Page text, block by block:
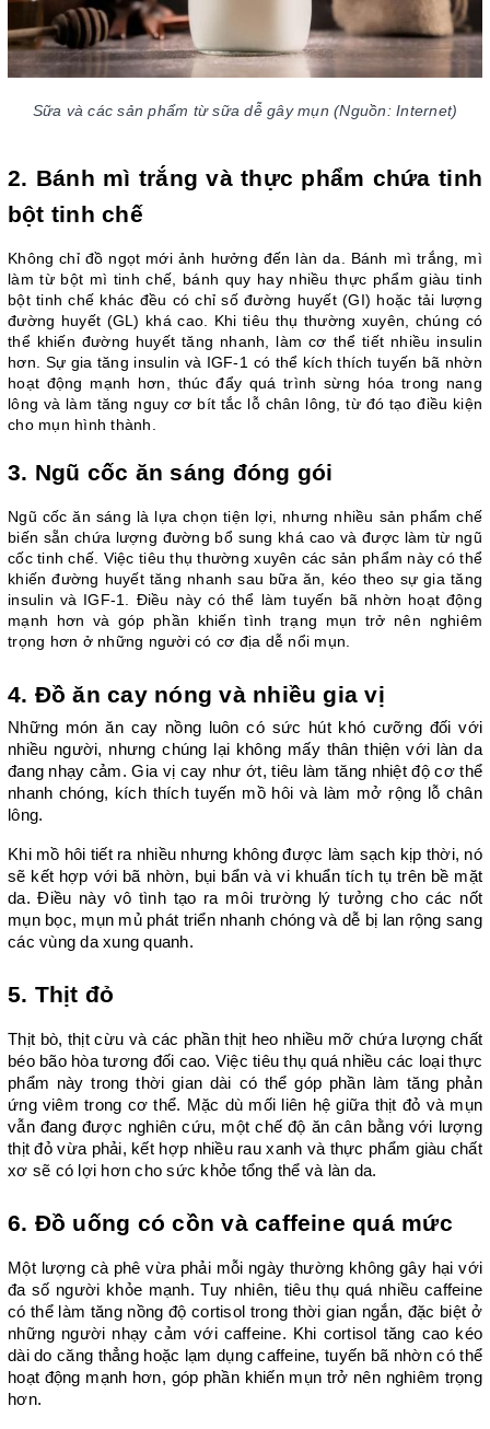
Sữa và các sản phẩm từ sữa dễ gây mụn (Nguồn: Internet)
2. Bánh mì trắng và thực phẩm chứa tinh
bột tinh chế
Không chỉ đồ ngọt mới ảnh hưởng đến làn da. Bánh mì trắng, mì
làm từ bột mì tinh chế, bánh quy hay nhiều thực phẩm giàu tinh
bột tinh chế khác đều có chỉ số đường huyết (GI) hoặc tải lượng
đường huyết (GL) khá cao. Khi tiêu thụ thường xuyên, chúng có
thể khiến đường huyết tăng nhanh, làm cơ thể tiết nhiều insulin
hơn. Sự gia tăng insulin và IGF-1 có thể kích thích tuyến bã nhờn
hoạt động mạnh hơn, thúc đẩy quá trình sừng hóa trong nang
lông và làm tăng nguy cơ bít tắc lỗ chân lông, từ đó tạo điều kiện
cho mụn hình thành.
3. Ngũ cốc ăn sáng đóng gói
Ngũ cốc ăn sáng là lựa chọn tiện lợi, nhưng nhiều sản phẩm chế
biến sẵn chứa lượng đường bổ sung khá cao và được làm từ ngũ
cốc tinh chế. Việc tiêu thụ thường xuyên các sản phẩm này có thể
khiến đường huyết tăng nhanh sau bữa ăn, kéo theo sự gia tăng
insulin và IGF-1. Điều này có thể làm tuyến bã nhờn hoạt động
mạnh hơn và góp phần khiến tình trạng mụn trở nên nghiêm
trọng hơn ở những người có cơ địa dễ nổi mụn.
4. Đồ ăn cay nóng và nhiều gia vị
Những món ăn cay nồng luôn có sức hút khó cưỡng đối với
nhiều người, nhưng chúng lại không mấy thân thiện với làn da
đang nhạy cảm. Gia vị cay như ớt, tiêu làm tăng nhiệt độ cơ thể
nhanh chóng, kích thích tuyến mồ hôi và làm mở rộng lỗ chân
lông.
Khi mồ hôi tiết ra nhiều nhưng không được làm sạch kịp thời, nó
sẽ kết hợp với bã nhờn, bụi bẩn và vi khuẩn tích tụ trên bề mặt
da. Điều này vô tình tạo ra môi trường lý tưởng cho các nốt
mụn bọc, mụn mủ phát triển nhanh chóng và dễ bị lan rộng sang
các vùng da xung quanh.
5. Thịt đỏ
Thịt bò, thịt cừu và các phần thịt heo nhiều mỡ chứa lượng chất
béo bão hòa tương đối cao. Việc tiêu thụ quá nhiều các loại thực
phẩm này trong thời gian dài có thể góp phần làm tăng phản
ứng viêm trong cơ thể. Mặc dù mối liên hệ giữa thịt đỏ và mụn
vẫn đang được nghiên cứu, một chế độ ăn cân bằng với lượng
thịt đỏ vừa phải, kết hợp nhiều rau xanh và thực phẩm giàu chất
xơ sẽ có lợi hơn cho sức khỏe tổng thể và làn da.
6. Đồ uống có cồn và caffeine quá mức
Một lượng cà phê vừa phải mỗi ngày thường không gây hại với
đa số người khỏe mạnh. Tuy nhiên, tiêu thụ quá nhiều caffeine
có thể làm tăng nồng độ cortisol trong thời gian ngắn, đặc biệt ở
những người nhạy cảm với caffeine. Khi cortisol tăng cao kéo
dài do căng thẳng hoặc lạm dụng caffeine, tuyến bã nhờn có thể
hoạt động mạnh hơn, góp phần khiến mụn trở nên nghiêm trọng
hơn.